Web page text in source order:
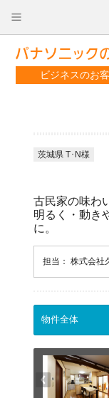
ビジネスのお
茨城県 T･N様
古民家の味わ
明るく・動き
に。
担当： 株式会社